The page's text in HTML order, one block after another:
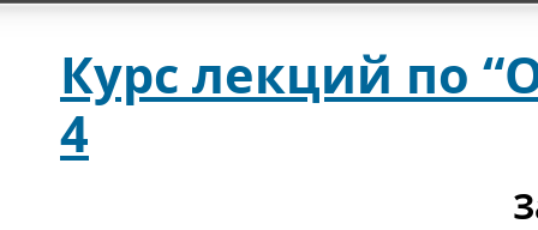
Курс лекций по
4